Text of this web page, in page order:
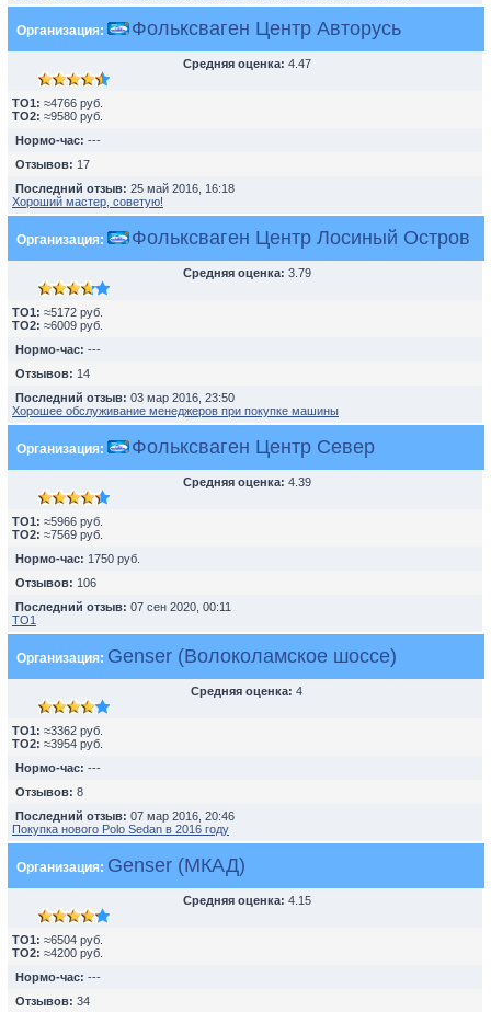
Организация: Фольксваген Центр Авторусь
Средняя оценка: 4.47
TO1: ≈4766 руб.
TO2: ≈9580 руб.
Нормо-час: ---
Отзывов: 17
Последний отзыв: 25 май 2016, 16:18
Хороший мастер, советую!
Организация: Фольксваген Центр Лосиный Остров
Средняя оценка: 3.79
TO1: ≈5172 руб.
TO2: ≈6009 руб.
Нормо-час: ---
Отзывов: 14
Последний отзыв: 03 мар 2016, 23:50
Хорошее обслуживание менеджеров при покупке машины
Организация: Фольксваген Центр Север
Средняя оценка: 4.39
TO1: ≈5966 руб.
TO2: ≈7569 руб.
Нормо-час: 1750 руб.
Отзывов: 106
Последний отзыв: 07 сен 2020, 00:11
ТО1
Организация: Genser (Волоколамское шоссе)
Средняя оценка: 4
TO1: ≈3362 руб.
TO2: ≈3954 руб.
Нормо-час: ---
Отзывов: 8
Последний отзыв: 07 мар 2016, 20:46
Покупка нового Polo Sedan в 2016 году
Организация: Genser (МКАД)
Средняя оценка: 4.15
TO1: ≈6504 руб.
TO2: ≈4200 руб.
Нормо-час: ---
Отзывов: 34